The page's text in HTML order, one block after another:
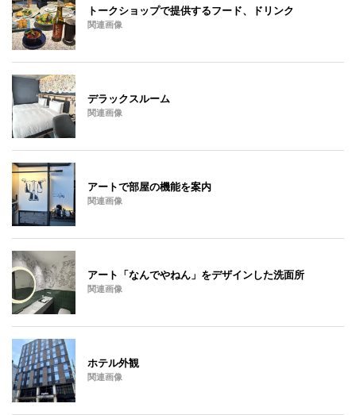
トークショップで提供するフード、ドリンク
関連画像
デラックスルーム
関連画像
アートで部屋の機能を案内
関連画像
アート「なんでやねん」をデザインした洗面所
関連画像
ホテル外観
関連画像